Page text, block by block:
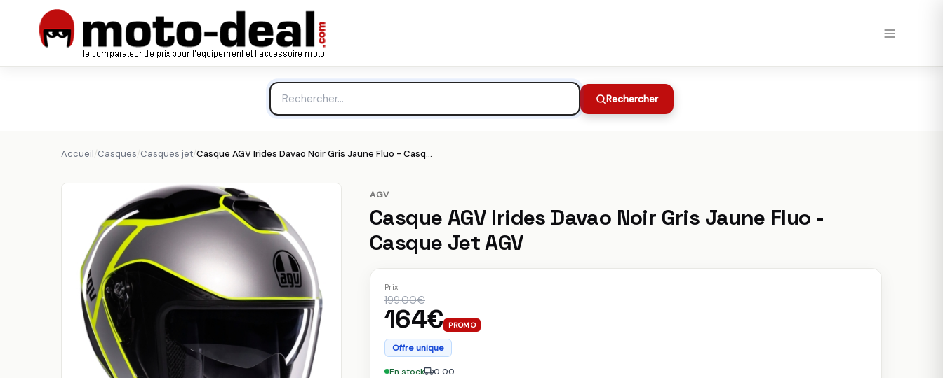
Rechercher
Accueil/Casques/Casques jet/ Casque AGV Irides Davao Noir Gris Jaune Fluo - Casque Jet AGV
Casque AGV Irides Davao Noir Gris Jaune Fluo - Casque Jet AGV
AGV
Casque AGV Irides Davao Noir Gris Jaune Fluo -
Casque Jet AGV
Prix
199.00€
164€ PROMO
Offre unique
En stock 0.00